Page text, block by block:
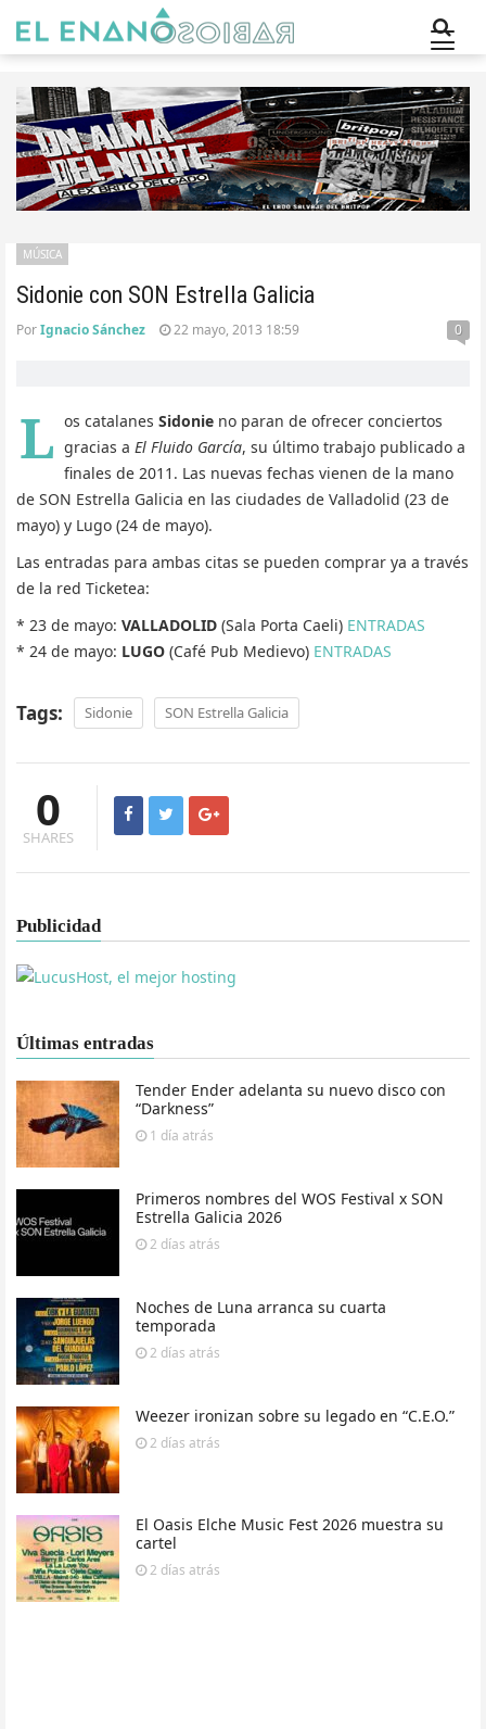
Sidonie con SON Estrella Galicia
MÚSICA
PorIgnacio Sánchez 22 mayo, 2013 18:59 0
L os catalanes Sidonie no paran de ofrecer conciertos
gracias a El Fluido García, su último trabajo publicado a
finales de 2011. Las nuevas fechas vienen de la mano
de SON Estrella Galicia en las ciudades de Valladolid (23 de
mayo) y Lugo (24 de mayo).
Las entradas para ambas citas se pueden comprar ya a través
de la red Ticketea:
* 23 de mayo: VALLADOLID (Sala Porta Caeli) ENTRADAS
* 24 de mayo: LUGO (Café Pub Medievo) ENTRADAS
Tags: Sidonie SON Estrella Galicia
0
SHARES
Publicidad
Últimas entradas
Tender Ender adelanta su nuevo disco con
“Darkness”
1 día atrás
Primeros nombres del WOS Festival x SON
Estrella Galicia 2026
2 días atrás
Noches de Luna arranca su cuarta
temporada
2 días atrás
Weezer ironizan sobre su legado en “C.E.O.”
2 días atrás
El Oasis Elche Music Fest 2026 muestra su
cartel
2 días atrás